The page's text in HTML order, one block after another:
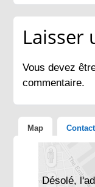
Laisser
Vous devez
commentaire.
Map Contact
Désolé,